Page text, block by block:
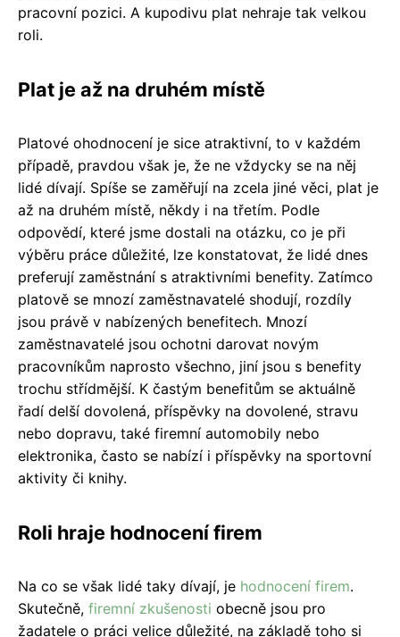
pracovní pozici. A kupodivu plat nehraje tak velkou
roli.
Plat je až na druhém místě
Platové ohodnocení je sice atraktivní, to v každém
případě, pravdou však je, že ne vždycky se na něj
lidé dívají. Spíše se zaměřují na zcela jiné věci, plat je
až na druhém místě, někdy i na třetím. Podle
odpovědí, které jsme dostali na otázku, co je při
výběru práce důležité, lze konstatovat, že lidé dnes
preferují zaměstnání s atraktivními benefity. Zatímco
platově se mnozí zaměstnavatelé shodují, rozdíly
jsou právě v nabízených benefitech. Mnozí
zaměstnavatelé jsou ochotni darovat novým
pracovníkům naprosto všechno, jiní jsou s benefity
trochu střídmější. K častým benefitům se aktuálně
řadí delší dovolená, příspěvky na dovolené, stravu
nebo dopravu, také firemní automobily nebo
elektronika, často se nabízí i příspěvky na sportovní
aktivity či knihy.
Roli hraje hodnocení firem
Na co se však lidé taky dívají, je hodnocení firem.
Skutečně, firemní zkušenosti obecně jsou pro
žadatele o práci velice důležité, na základě toho si